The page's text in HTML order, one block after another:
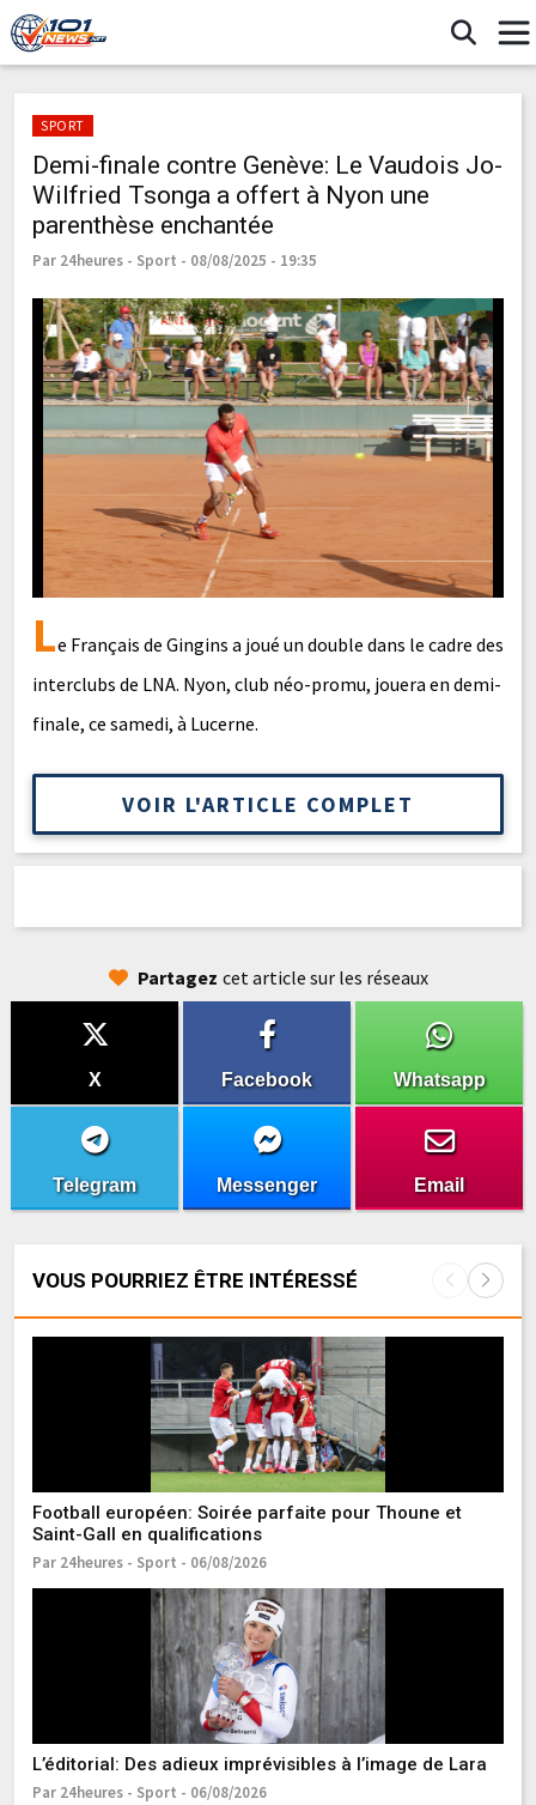
SPORT
Demi-finale contre Genève: Le Vaudois Jo-
Wilfried Tsonga a offert à Nyon une
parenthèse enchantée
Par 24heures - Sport - 08/08/2025 - 19:35
Le Français de Gingins a joué un double dans le cadre des
interclubs de LNA. Nyon, club néo-promu, jouera en demi-
finale, ce samedi, à Lucerne.
VOIR L'ARTICLE COMPLET
Partagez cet article sur les réseaux
X Facebook Whatsapp
Telegram Messenger Email
VOUS POURRIEZ ÊTRE INTÉRESSÉ
Football européen: Soirée parfaite pour Thoune et
Saint-Gall en qualifications
Par 24heures - Sport - 06/08/2026
L’éditorial: Des adieux imprévisibles à l’image de Lara
Par 24heures - Sport - 06/08/2026